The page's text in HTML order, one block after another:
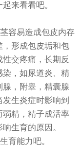
来看看吧。
容易造成包皮内存
，形成包皮垢和包
交疼痛，长期反
，如尿道炎、精
，附睾，精囊腺
生炎症时影响到
精，精子成活率
生育的原因。
育能力吧。